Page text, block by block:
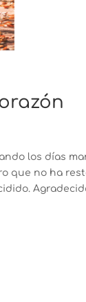
los días
que no ha